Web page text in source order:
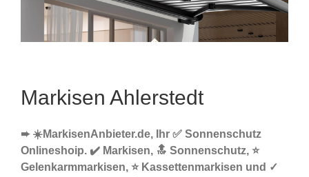
Markisen Ahlerstedt
➨ ☀️MarkisenAnbieter.de, Ihr ✅ Sonnenschutz
Onlineshoip. ✔️ Markisen, 🔝 Sonnenschutz, ⭐
Gelenkarmmarkisen, ⭐ Kassettenmarkisen und ✓